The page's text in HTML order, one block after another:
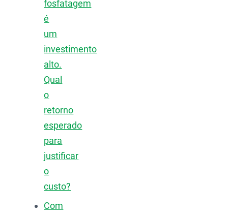
fosfatagem
é
um
investimento
alto.
Qual
o
retorno
esperado
para
justificar
o
custo?
Com